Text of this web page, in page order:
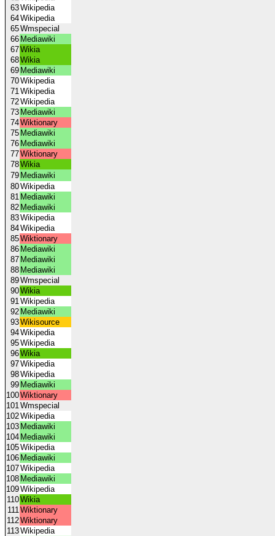
63Wikipedia
64Wikipedia
65Wmspecial
66 Mediawiki
67Wikia
68Wikia
69 Mediawiki
70Wikipedia
71Wikipedia
72Wikipedia
73 Mediawiki
74Wiktionary
75 Mediawiki
76 Mediawiki
77Wiktionary
78Wikia
79 Mediawiki
80Wikipedia
81 Mediawiki
82 Mediawiki
83Wikipedia
84Wikipedia
85Wiktionary
86 Mediawiki
87 Mediawiki
88 Mediawiki
89Wmspecial
90Wikia
91Wikipedia
92 Mediawiki
93Wikisource
94Wikipedia
95Wikipedia
96Wikia
97Wikipedia
98Wikipedia
99 Mediawiki
100Wiktionary
101Wmspecial
102Wikipedia
103 Mediawiki
104 Mediawiki
105Wikipedia
106 Mediawiki
107Wikipedia
108 Mediawiki
109Wikipedia
110Wikia
111Wiktionary
112Wiktionary
113Wikipedia